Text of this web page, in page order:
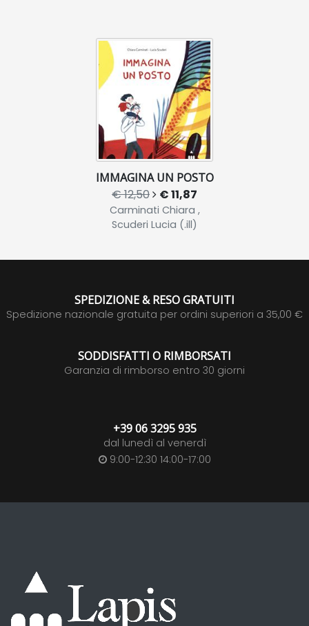
IMMAGINA UN POSTO
€ 12,50 € 11,87
Carminati Chiara ,
Scuderi Lucia (.ill)
SPEDIZIONE & RESO GRATUITI
Spedizione nazionale gratuita per ordini superiori a 35,00 €
SODDISFATTI O RIMBORSATI
Garanzia di rimborso entro 30 giorni
+39 06 3295 935
dal lunedì al venerdì
9:00-12:30 14:00-17:00